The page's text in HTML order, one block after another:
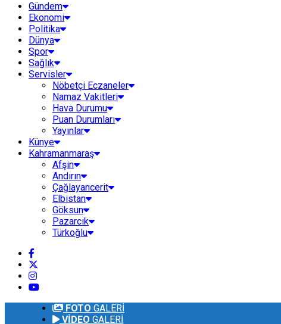
Gündem
Ekonomi
Politika
Dünya
Spor
Sağlık
Servisler
Nöbetçi Eczaneler
Namaz Vakitleri
Hava Durumu
Puan Durumları
Yayınlar
Künye
Kahramanmaraş
Afşin
Andırın
Çağlayancerit
Elbistan
Göksun
Pazarcık
Türkoğlu
FOTO GALERİ
VİDEO GALERİ